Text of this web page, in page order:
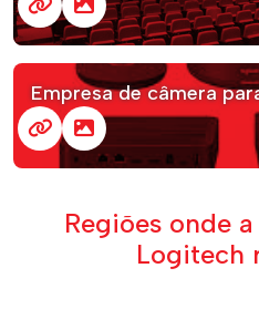
Empresa de câmera
Regiões onde
Logitech